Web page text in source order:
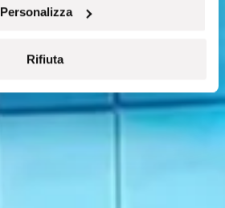
Personalizza
Rifiuta